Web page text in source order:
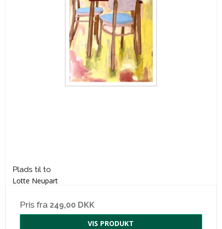
Plads til to
Lotte Neupart
Pris fra 249,00 DKK
VIS PRODUKT